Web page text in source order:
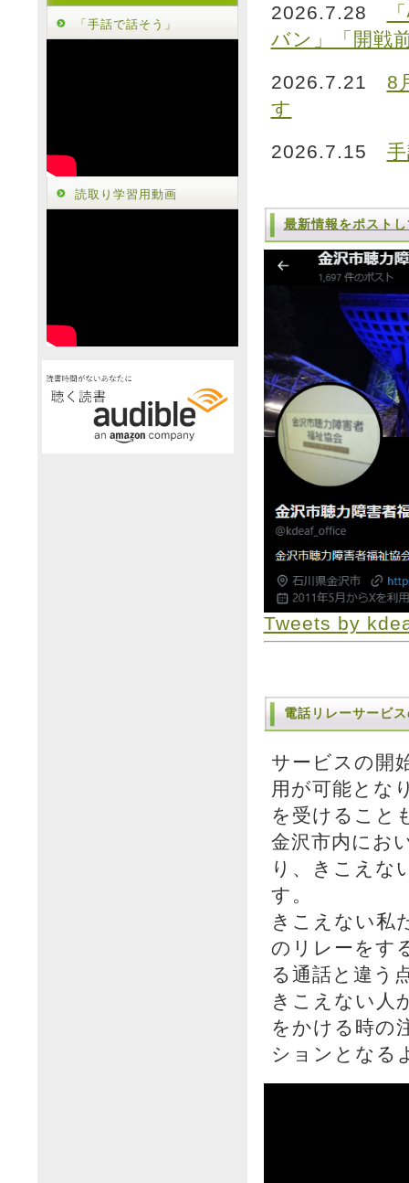
2026.7.28
バン」「開戦
2026.7.21 8
す
2026.7.15
最新情報をポスト
Tweets by
電話リレーサービ
サービスの開
用が可能とな
を受けること
金沢市内にお
り、きこえな
す。
きこえない私
のリレーをす
る通話と違う
きこえない人
をかける時の
ションとなる
「手話で話そう」
読取り学習用動画